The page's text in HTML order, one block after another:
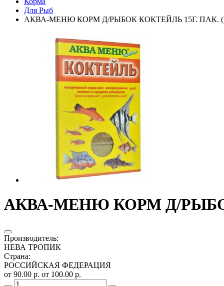
Для Рыб
АКВА-МЕНЮ КОРМ Д/РЫБОК КОКТЕЙЛЬ 15Г. ПАК.
АКВА-МЕНЮ КОРМ Д/
Производитель:
НЕВА ТРОПИК
Страна:
РОССИЙСКАЯ ФЕДЕРАЦИЯ
от 90.00 р. от 100.00 р.